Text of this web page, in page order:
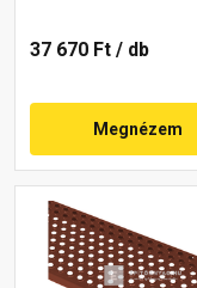
37 670 Ft / db
Megnézem